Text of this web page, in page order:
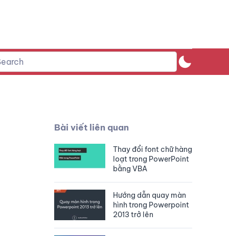
Bài viết liên quan
Thay đổi font chữ hàng
loạt trong PowerPoint
bằng VBA
Hướng dẫn quay màn
hình trong Powerpoint
2013 trở lên